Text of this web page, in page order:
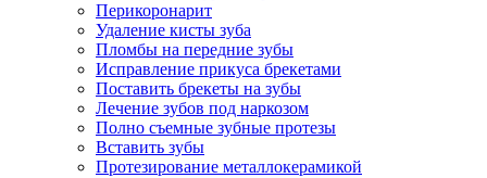
Перикоронарит
Удаление кисты зуба
Пломбы на передние зубы
Исправление прикуса брекетами
Поставить брекеты на зубы
Лечение зубов под наркозом
Полно съемные зубные протезы
Вставить зубы
Протезирование металлокерамикой